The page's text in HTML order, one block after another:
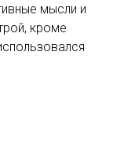
мысли и
кроме